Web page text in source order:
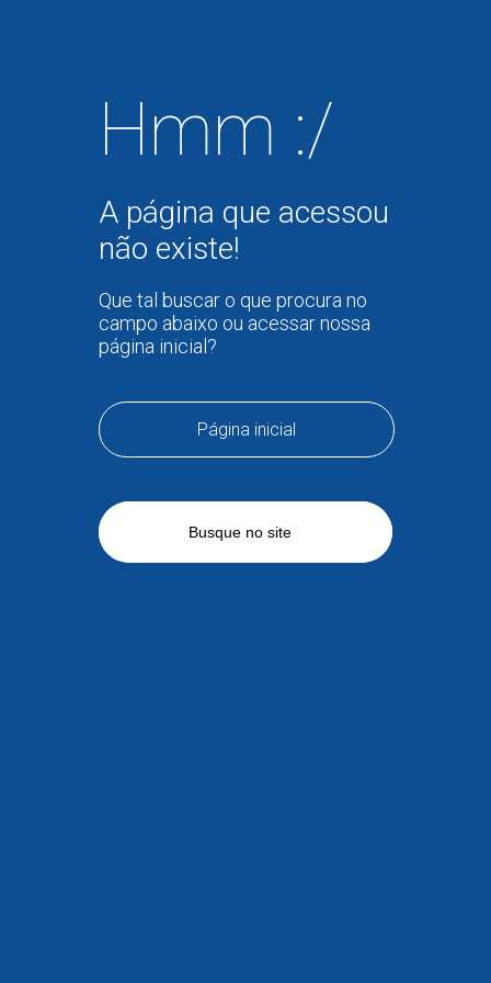
Hmm :/
A página que acessou
não existe!
Que tal buscar o que procura no
campo abaixo ou acessar nossa
página inicial?
Página inicial